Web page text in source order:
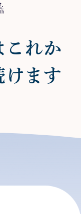
これか
けます